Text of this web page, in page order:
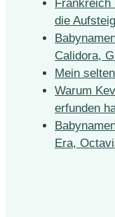
Frankreich
die
Calidora,
Mein
Warum
erfunden
Era,